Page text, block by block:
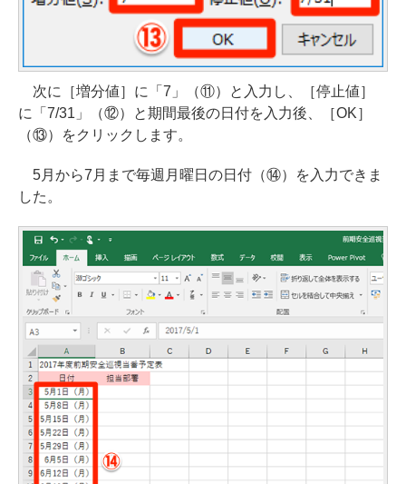
次に［増分値］に「7」（⑪）と入力し、［停止値］
に「7/31」（⑫）と期間最後の日付を入力後、［OK］
（⑬）をクリックします。
5月から7月まで毎週月曜日の日付（⑭）を入力できま
した。